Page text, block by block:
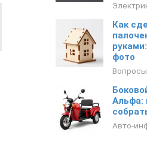
Как
фото
Альфа:
Авто-